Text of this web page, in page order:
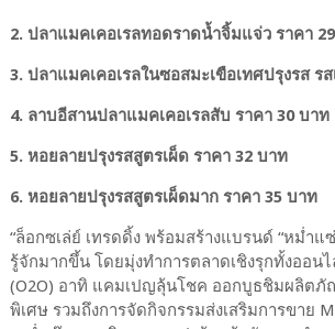
2. ปลาแมคเคอเรลทอดราดน้ำจิ้มแจ่ว ราคา
3. ปลาแมคเคอเรลในซอสมะเขือเทศปรุงรส ร
4. ลาบอีสานปลาแมคเคอเรลสับ ราคา 30 บาท
5. หอยลายปรุงรสสูตรเผ็ด ราคา 32 บาท
6. หอยลายปรุงรสสูตรเผ็ดมาก ราคา 35 บาท
“ล็อกซเล่ย์ เทรดดิ้ง พร้อมสร้างแบรนด์ “หม่ำแ
รู้จักมากขึ้น โดยมุ่งทำการตลาดเชิงรุกทั้งออน
(O2O) อาทิ แคมเปญลุ้นโชค ออกบูธชิมผลิต
พิเศษ รวมถึงการจัดกิจกรรมส่งเสริมการขาย